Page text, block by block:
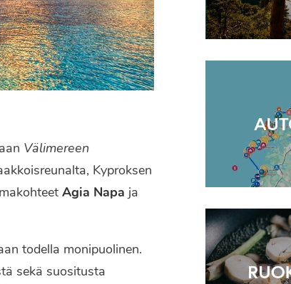
Välimereen
Kyproksen
Agia Napa ja
todella monipuolinen.
sekä suositusta